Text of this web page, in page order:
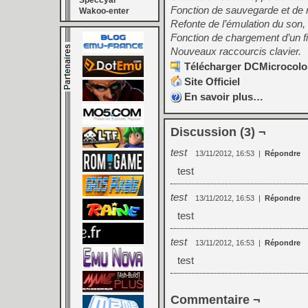
Wakoo-enter
Fonction de sauvegarde et de
Refonte de l’émulation du
Fonction de chargement d’un
Nouveaux raccourcis clavier.
Télécharger
Site Officiel
En savoir plus…
Discussion (3) ¬
test 13/11/2012, 16:53 | Répondre
test
test 13/11/2012, 16:53 | Répondre
test
test 13/11/2012, 16:53 | Répondre
test
Commentaire ¬